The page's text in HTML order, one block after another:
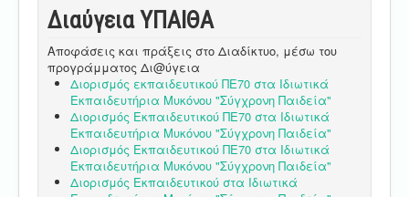
Διαύγεια ΥΠΑΙΘA
Αποφάσεις και πράξεις στο Διαδίκτυο, μέσω του
προγράμματος Δι@ύγεια
Διορισμός εκπαιδευτικού ΠΕ70 στα Ιδιωτικά
Εκπαιδευτήρια Μυκόνου "Σύγχρονη Παιδεία"
Διορισμός Εκπαιδευτικού ΠΕ70 στα Ιδιωτικά
Εκπαιδευτήρια Μυκόνου "Σύγχρονη Παιδεία"
Διορισμός Εκπαιδευτικού ΠΕ70 στα Ιδιωτικά
Εκπαιδευτήρια Μυκόνου "Σύγχρονη Παιδεία"
Διορισμός Εκπαιδευτικού στα Ιδιωτικά